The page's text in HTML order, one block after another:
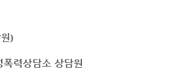
)
폭력상담소 상담원